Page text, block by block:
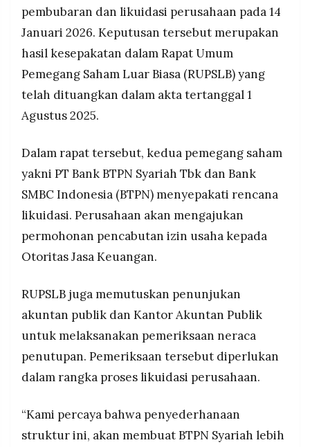
©
RESOLUSI
PRAMUDITA
Resolusi.co
2026
RESOLUSI
MEDIA
PRAMUDITA
2022 dengan modal Rp300 miliar, beroperasi
sejak Mei 2022 dan pernah mendanai startup
Dagangan senilai US$6,6 juta
Pembubaran dilakukan untuk penyederhanaan
struktur agar BTPN Syariah lebih efisien, dengan
tetap menjaga komitmen melayani ekosistem
masyarakat inklusi
pembubaran dan likuidasi perusahaan pada 14
Januari 2026. Keputusan tersebut merupakan
hasil kesepakatan dalam Rapat Umum
Pemegang Saham Luar Biasa (RUPSLB) yang
telah dituangkan dalam akta tertanggal 1
Agustus 2025.
Dalam rapat tersebut, kedua pemegang saham
yakni PT Bank BTPN Syariah Tbk dan Bank
SMBC Indonesia (BTPN) menyepakati rencana
likuidasi. Perusahaan akan mengajukan
permohonan pencabutan izin usaha kepada
Otoritas Jasa Keuangan.
RUPSLB juga memutuskan penunjukan
akuntan publik dan Kantor Akuntan Publik
untuk melaksanakan pemeriksaan neraca
penutupan. Pemeriksaan tersebut diperlukan
dalam rangka proses likuidasi perusahaan.
“Kami percaya bahwa penyederhanaan
struktur ini, akan membuat BTPN Syariah lebih